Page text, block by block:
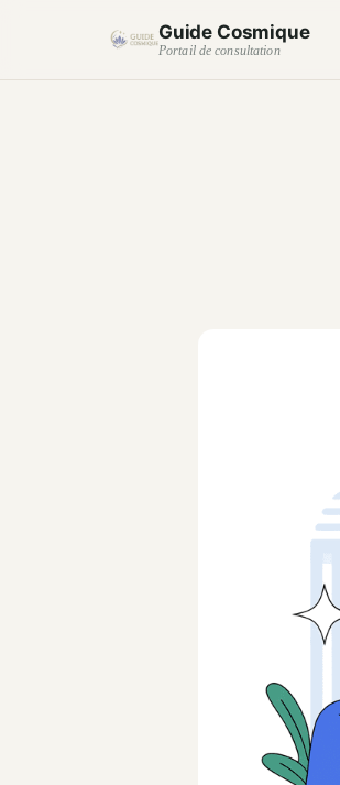
Guide Cosmique
Portail de consultation